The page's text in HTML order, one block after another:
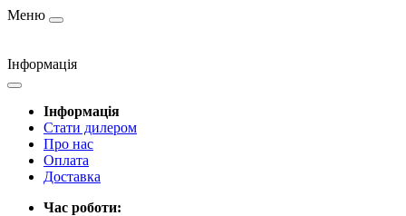
Меню
Інформація
Інформація
Стати дилером
Про нас
Оплата
Доставка
Час роботи: